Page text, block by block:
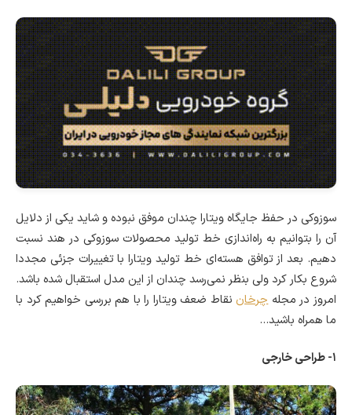
سوزوکی در حفظ جایگاه ویتارا چندان موفق نبوده و شاید یکی از دلایل
آن را بتوانیم به راه‌اندازی خط تولید محصولات سوزوکی در هند نسبت
دهیم. بعد از توافق هسته‌ای خط تولید ویتارا با تغییرات جزئی مجددا
شروع بکار کرد ولی بنظر نمی‌رسد چندان از این مدل استقبال شده باشد.
امروز در مجلهچرخان نقاط ضعف ویتارا را با هم بررسی خواهیم کرد با
ما همراه باشید…
۱- طراحی خارجی